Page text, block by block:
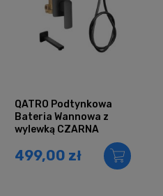
QATRO Podtynkowa
Bateria Wannowa z
wylewką CZARNA
499,00 zł